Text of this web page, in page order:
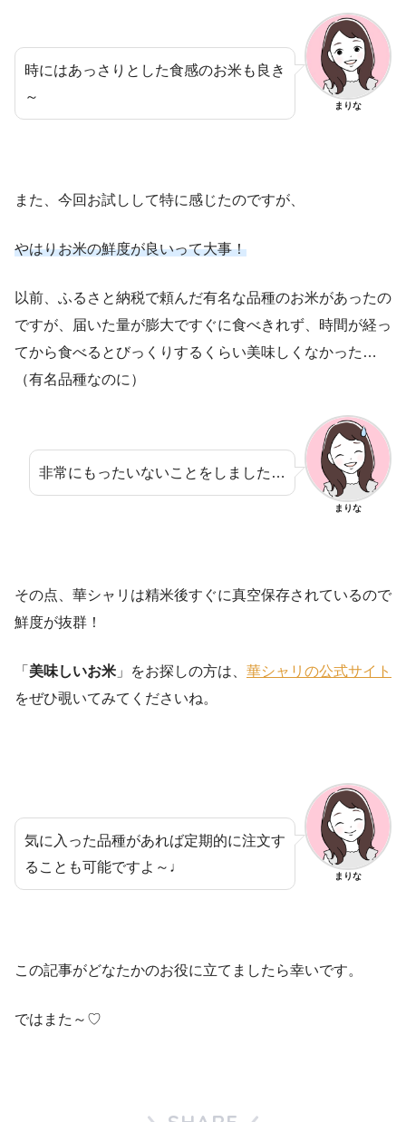
時にはあっさりとした食感のお米も良き
～
まりな
また、今回お試しして特に感じたのですが、
やはりお米の鮮度が良いって大事！
以前、ふるさと納税で頼んだ有名な品種のお米があったの
ですが、届いた量が膨大ですぐに食べきれず、時間が経っ
てから食べるとびっくりするくらい美味しくなかった…
（有名品種なのに）
非常にもったいないことをしました…
まりな
その点、華シャリは精米後すぐに真空保存されているので
鮮度が抜群！
「 美味しいお米 」をお探しの方は、 華シャリの公式サイト
をぜひ覗いてみてくださいね。
気に入った品種があれば定期的に注文す
ることも可能ですよ～♩
まりな
この記事がどなたかのお役に立てましたら幸いです。
ではまた～♡